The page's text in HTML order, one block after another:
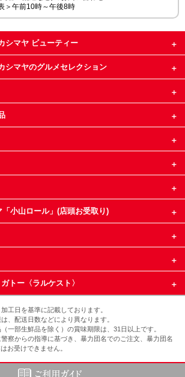
午前10時～午後8時
シマヤ ビューティー
シマヤのグルメセレクション
小山ロール」(店頭お受取り)
トー〈ラルケスト〉
工日を基準に記載しております。
、配送日数などにより異なります。
一部生鮮品を除く）の賞味期限は、31日以上です。
察からの指導に基づき、暴力団名でのご注文、暴力団名
お受けできません。